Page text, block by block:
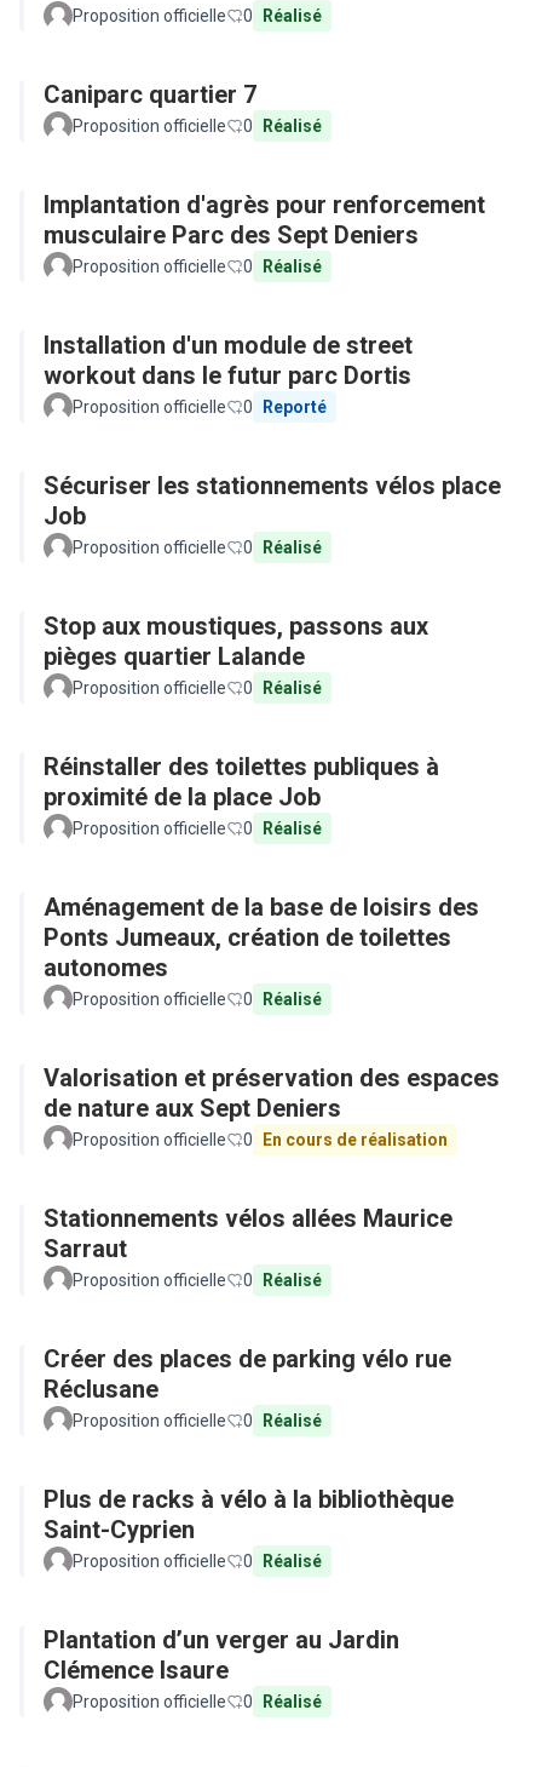
Proposition officielle 0 Réalisé
Caniparc quartier 7
Proposition officielle 0 Réalisé
Implantation d'agrès pour renforcement
musculaire Parc des Sept Deniers
Proposition officielle 0 Réalisé
Installation d'un module de street
workout dans le futur parc Dortis
Proposition officielle 0 Reporté
Sécuriser les stationnements vélos place
Job
Proposition officielle 0 Réalisé
Stop aux moustiques, passons aux
pièges quartier Lalande
Proposition officielle 0 Réalisé
Réinstaller des toilettes publiques à
proximité de la place Job
Proposition officielle 0 Réalisé
Aménagement de la base de loisirs des
Ponts Jumeaux, création de toilettes
autonomes
Proposition officielle 0 Réalisé
Valorisation et préservation des espaces
de nature aux Sept Deniers
Proposition officielle 0 En cours de réalisation
Stationnements vélos allées Maurice
Sarraut
Proposition officielle 0 Réalisé
Créer des places de parking vélo rue
Réclusane
Proposition officielle 0 Réalisé
Plus de racks à vélo à la bibliothèque
Saint-Cyprien
Proposition officielle 0 Réalisé
Plantation d’un verger au Jardin
Clémence Isaure
Proposition officielle 0 Réalisé